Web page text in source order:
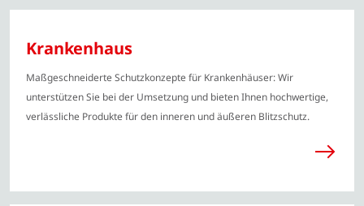
Krankenhaus
Maßgeschneiderte Schutzkonzepte für Krankenhäuser: Wir
unterstützen Sie bei der Umsetzung und bieten Ihnen hochwertige,
verlässliche Produkte für den inneren und äußeren Blitzschutz.